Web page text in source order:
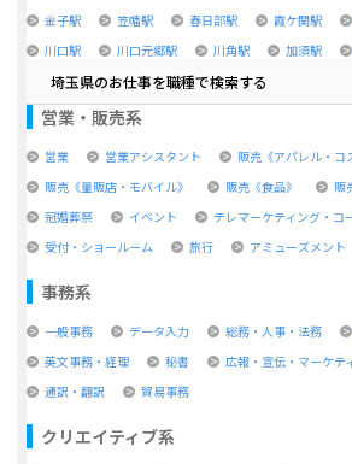
金子駅
笠幡駅 春日部駅 霞ケ関駅
川口駅
川口元郷駅 川角駅 加須駅
埼玉県のお仕事を職種で検索する
営業・販売系
営業 営業アシスタント
販売《アパレル・コ
販売《量販店・モバイル》
販売《食品》
販
冠婚葬祭
イベント
テレマーケティング・コ
受付・ショールーム
旅行 アミューズメント
事務系
一般事務 データ入力 総務・人事・法務
英文事務・経理
秘書 広報・宣伝・マーケテ
通訳・翻訳
貿易事務
クリエイティブ系